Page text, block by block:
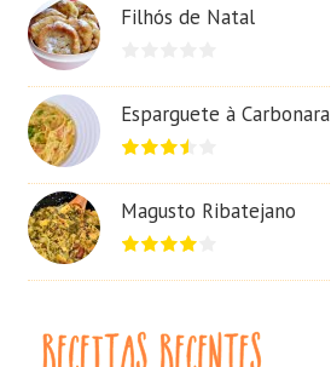
Filhós de Natal
Esparguete à Carbonara
Magusto Ribatejano